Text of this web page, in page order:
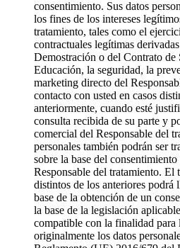
consentimiento. Sus datos
los fines de los intereses
tratamiento, tales como el
contractuales legítimas
Demostración o del Contrato
Educación, la seguridad, la
marketing directo del
contacto con usted en casos
anteriormente, cuando esté
consulta recibida de su parte y
comercial del Responsable del
personales también podrán ser
sobre la base del
Responsable del tratamiento. El
distintos de los anteriores podrá
base de la obtención de un
la base de la legislación
compatible con la finalidad para
originalmente los datos